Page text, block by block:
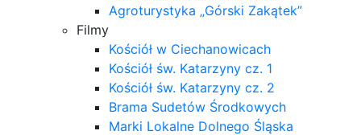
Agroturystyka „Górski Zakątek”
Filmy
Kościół w Ciechanowicach
Kościół św. Katarzyny cz. 1
Kościół św. Katarzyny cz. 2
Brama Sudetów Środkowych
Marki Lokalne Dolnego Śląska